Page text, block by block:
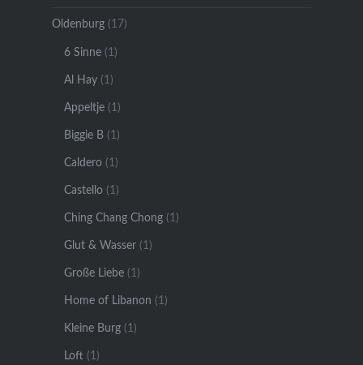
Oldenburg(17)
6 Sinne(1)
Al Hay(1)
Appeltje(1)
Biggie B(1)
Caldero(1)
Castello(1)
Ching Chang Chong(1)
Glut & Wasser(1)
Große Liebe(1)
Home of Libanon (1)
Kleine Burg(1)
Loft(1)